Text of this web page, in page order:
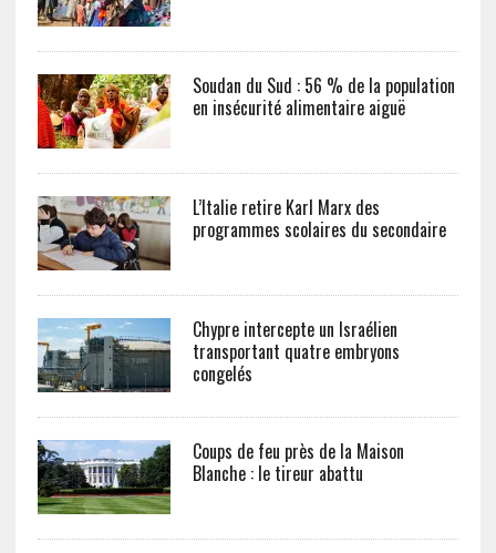
Soudan du Sud : 56 % de la population
en insécurité alimentaire aiguë
L’Italie retire Karl Marx des
programmes scolaires du secondaire
Chypre intercepte un Israélien
transportant quatre embryons
congelés
Coups de feu près de la Maison
Blanche : le tireur abattu